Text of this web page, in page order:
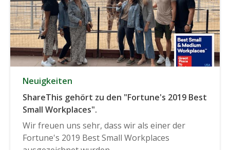
Neuigkeiten
ShareThis gehört zu den "Fortune's 2019 Best
Small Workplaces".
Wir freuen uns sehr, dass wir als einer der
Fortune's 2019 Best Small Workplaces